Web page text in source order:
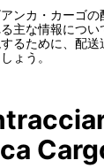
ンカ・カーゴ
主な情報につい
るために、配
ょう。